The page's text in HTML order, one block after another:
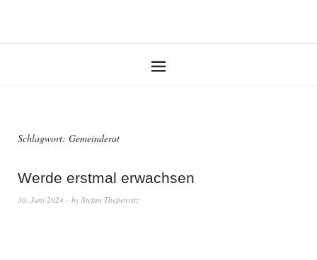
Schlagwort: Gemeinderat
Werde erstmal erwachsen
30. Juni 2024 by Stefan Theßenvitz